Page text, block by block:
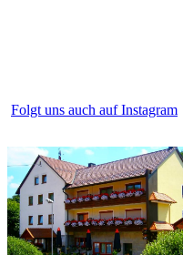
Folgt uns auch auf Instagram